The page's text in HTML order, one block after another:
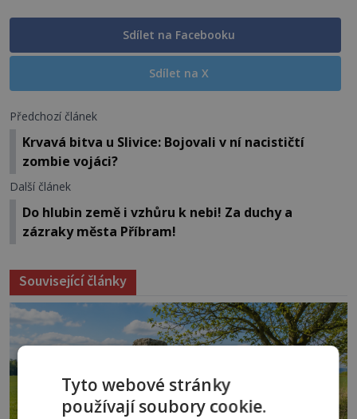
Sdílet na Facebooku
Sdílet na X
Předchozí článek
Krvavá bitva u Slivice: Bojovali v ní nacističtí
zombie vojáci?
Další článek
Do hlubin země i vzhůru k nebi! Za duchy a
zázraky města Příbram!
Související články
Tyto webové stránky
používají soubory cookie.